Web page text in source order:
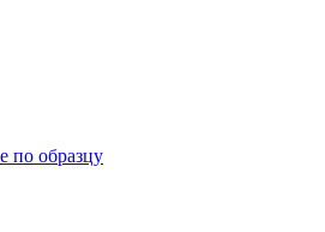
по образцу